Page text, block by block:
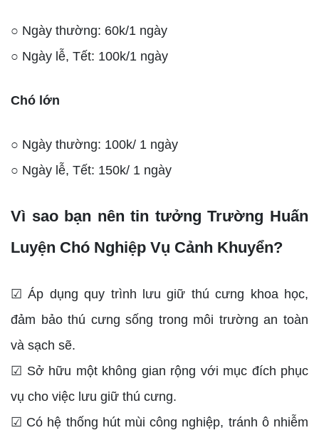
○ Ngày thường: 60k/1 ngày
○ Ngày lễ, Tết: 100k/1 ngày
Chó lớn
○ Ngày thường: 100k/ 1 ngày
○ Ngày lễ, Tết: 150k/ 1 ngày
Vì sao bạn nên tin tưởng Trường Huấn
Luyện Chó Nghiệp Vụ Cảnh Khuyển?
☑ Áp dụng quy trình lưu giữ thú cưng khoa học,
đảm bảo thú cưng sống trong môi trường an toàn
và sạch sẽ.
☑ Sở hữu một không gian rộng với mục đích phục
vụ cho việc lưu giữ thú cưng.
☑ Có hệ thống hút mùi công nghiệp, tránh ô nhiễm